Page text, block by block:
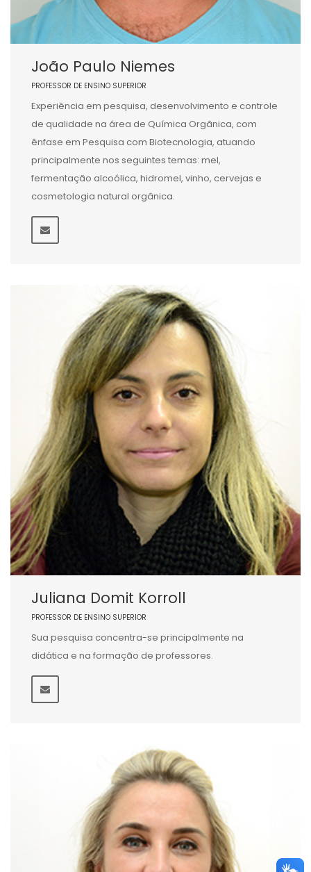
João Paulo Niemes
PROFESSOR DE ENSINO SUPERIOR
Experiência em pesquisa, desenvolvimento e controle
de qualidade na área de Química Orgânica, com
ênfase em Pesquisa com Biotecnologia, atuando
principalmente nos seguintes temas: mel,
fermentação alcoólica, hidromel, vinho, cervejas e
cosmetologia natural orgânica.
Juliana Domit Korroll
PROFESSOR DE ENSINO SUPERIOR
Sua pesquisa concentra-se principalmente na
didática e na formação de professores.